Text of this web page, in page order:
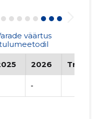
väärtus
2026 Trend
-